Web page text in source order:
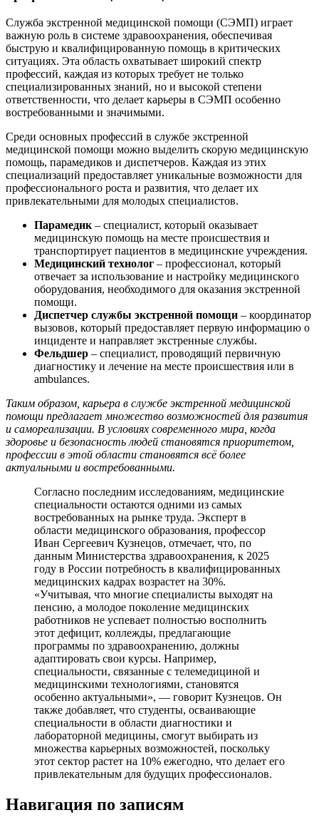
Служба экстренной медицинской помощи (СЭМП) играет
важную роль в системе здравоохранения, обеспечивая
быструю и квалифицированную помощь в критических
ситуациях. Эта область охватывает широкий спектр
профессий, каждая из которых требует не только
специализированных знаний, но и высокой степени
ответственности, что делает карьеры в СЭМП особенно
востребованными и значимыми.
Среди основных профессий в службе экстренной
медицинской помощи можно выделить скорую медицинскую
помощь, парамедиков и диспетчеров. Каждая из этих
специализаций предоставляет уникальные возможности для
профессионального роста и развития, что делает их
привлекательными для молодых специалистов.
Парамедик – специалист, который оказывает
медицинскую помощь на месте происшествия и
транспортирует пациентов в медицинские учреждения.
Медицинский технолог – профессионал, который
отвечает за использование и настройку медицинского
оборудования, необходимого для оказания экстренной
помощи.
Диспетчер службы экстренной помощи – координатор
вызовов, который предоставляет первую информацию о
инциденте и направляет экстренные службы.
Фельдшер – специалист, проводящий первичную
диагностику и лечение на месте происшествия или в
ambulances.
Таким образом, карьера в службе экстренной медицинской
помощи предлагает множество возможностей для развития
и самореализации. В условиях современного мира, когда
здоровье и безопасность людей становятся приоритетом,
профессии в этой области становятся всё более
актуальными и востребованными.
Согласно последним исследованиям, медицинские
специальности остаются одними из самых
востребованных на рынке труда. Эксперт в
области медицинского образования, профессор
Иван Сергеевич Кузнецов, отмечает, что, по
данным Министерства здравоохранения, к 2025
году в России потребность в квалифицированных
медицинских кадрах возрастет на 30%.
«Учитывая, что многие специалисты выходят на
пенсию, а молодое поколение медицинских
работников не успевает полностью восполнить
этот дефицит, коллежды, предлагающие
программы по здравоохранению, должны
адаптировать свои курсы. Например,
специальности, связанные с телемедициной и
медицинскими технологиями, становятся
особенно актуальными», — говорит Кузнецов. Он
также добавляет, что студенты, осваивающие
специальности в области диагностики и
лабораторной медицины, смогут выбирать из
множества карьерных возможностей, поскольку
этот сектор растет на 10% ежегодно, что делает его
привлекательным для будущих профессионалов.
Навигация по записям